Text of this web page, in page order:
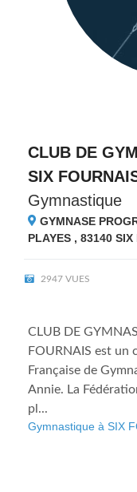
CLUB DE
SIX
Gymnastique
GYMNASE
PLAYES , 83140 SIX
2947 VUES
CLUB DE
FOURNAIS est un
Française de
Annie. La
pl...
Gymnastique à SIX